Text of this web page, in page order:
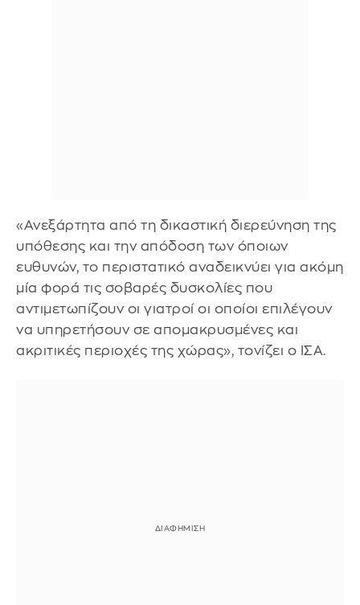
«Ανεξάρτητα από τη δικαστική διερεύνηση της
υπόθεσης και την απόδοση των όποιων
ευθυνών, το περιστατικό αναδεικνύει για ακόμη
μία φορά τις σοβαρές δυσκολίες που
αντιμετωπίζουν οι γιατροί οι οποίοι επιλέγουν
να υπηρετήσουν σε απομακρυσμένες και
ακριτικές περιοχές της χώρας», τονίζει ο ΙΣΑ.